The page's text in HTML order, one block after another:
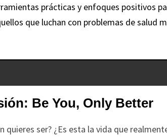
prácticas y enfoques positivos
que luchan con problemas de salud
Be You, Only Better
quieres ser? ¿Es esta la vida que